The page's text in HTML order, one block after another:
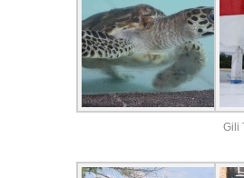
Gili